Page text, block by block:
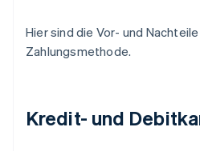
Hier sind die Vor- und
Zahlungsmethode.
Kredit- und